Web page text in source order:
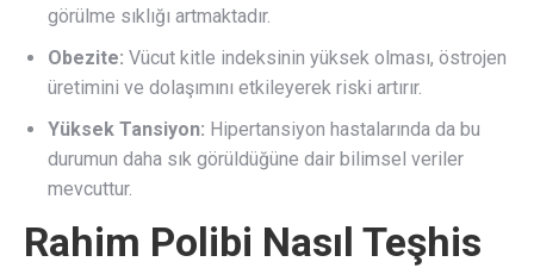
görülme sıklığı artmaktadır.
Obezite: Vücut kitle indeksinin yüksek olması, östrojen
üretimini ve dolaşımını etkileyerek riski artırır.
Yüksek Tansiyon: Hipertansiyon hastalarında da bu
durumun daha sık görüldüğüne dair bilimsel veriler
mevcuttur.
Rahim Polibi Nasıl Teşhis